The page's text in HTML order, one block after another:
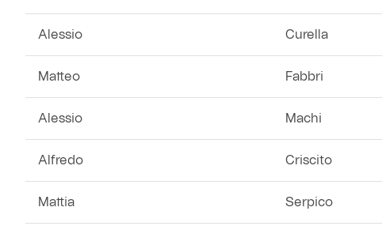
Party
Outlet
Caffè Boasi x Genoa
Helan x Genoa
Isolani x Genoa
Alessio Curella
Matteo Fabbri
Alessio Machi
Alfredo Criscito
Mattia Serpico